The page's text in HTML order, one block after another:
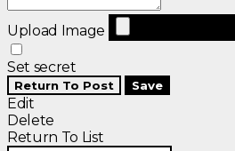
Upload Image
Set secret
Return To Post Save
Edit
Delete
Return To List